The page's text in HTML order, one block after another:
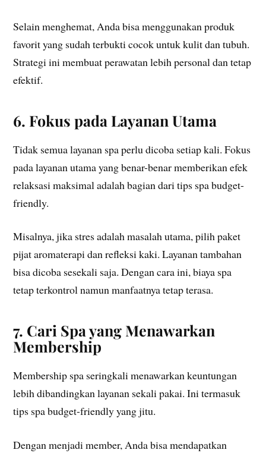
Selain menghemat, Anda bisa menggunakan produk
favorit yang sudah terbukti cocok untuk kulit dan tubuh.
Strategi ini membuat perawatan lebih personal dan tetap
efektif.
6. Fokus pada Layanan Utama
Tidak semua layanan spa perlu dicoba setiap kali. Fokus
pada layanan utama yang benar-benar memberikan efek
relaksasi maksimal adalah bagian dari tips spa budget-
friendly.
Misalnya, jika stres adalah masalah utama, pilih paket
pijat aromaterapi dan refleksi kaki. Layanan tambahan
bisa dicoba sesekali saja. Dengan cara ini, biaya spa
tetap terkontrol namun manfaatnya tetap terasa.
7. Cari Spa yang Menawarkan
Membership
Membership spa seringkali menawarkan keuntungan
lebih dibandingkan layanan sekali pakai. Ini termasuk
tips spa budget-friendly yang jitu.
Dengan menjadi member, Anda bisa mendapatkan